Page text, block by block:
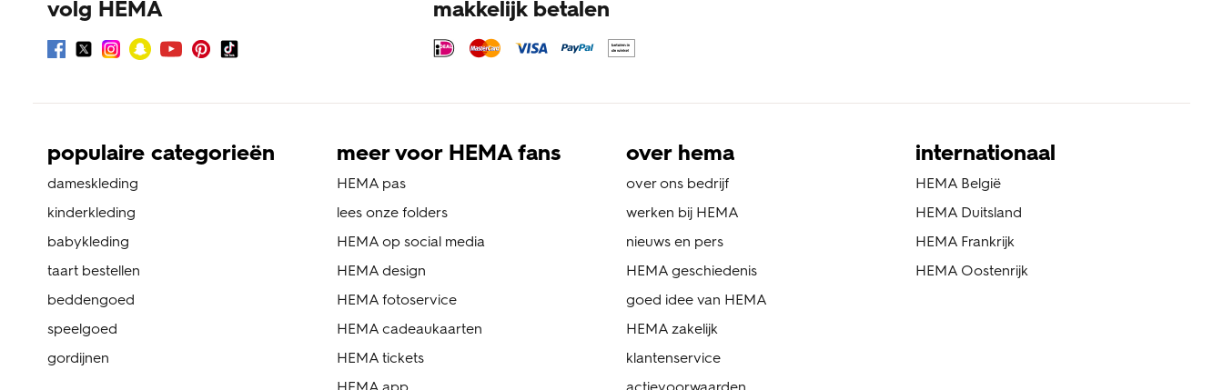
volg HEMA makkelijk betalen
populaire categorieën
dameskleding
kinderkleding
babykleding
taart bestellen
beddengoed
speelgoed
gordijnen
meer voor HEMA fans
HEMA pas
lees onze folders
HEMA op social media
HEMA design
HEMA fotoservice
HEMA cadeaukaarten
HEMA tickets
over hema
over ons bedrijf
werken bij HEMA
nieuws en pers
HEMA geschiedenis
goed idee van HEMA
HEMA zakelijk
klantenservice
internationaal
HEMA België
HEMA Duitsland
HEMA Frankrijk
HEMA Oostenrijk